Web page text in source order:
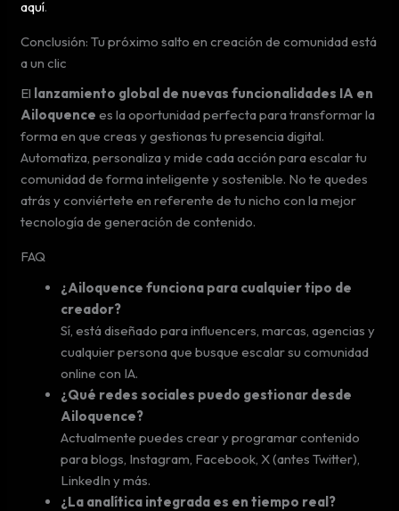
aquí.
Conclusión: Tu próximo salto en creación de comunidad está
a un clic
El lanzamiento global de nuevas funcionalidades IA en
Ailoquence es la oportunidad perfecta para transformar la
forma en que creas y gestionas tu presencia digital.
Automatiza, personaliza y mide cada acción para escalar tu
comunidad de forma inteligente y sostenible. No te quedes
atrás y conviértete en referente de tu nicho con la mejor
tecnología de generación de contenido.
FAQ
¿Ailoquence funciona para cualquier tipo de
creador?
Sí, está diseñado para influencers, marcas, agencias y
cualquier persona que busque escalar su comunidad
online con IA.
¿Qué redes sociales puedo gestionar desde
Ailoquence?
Actualmente puedes crear y programar contenido
para blogs, Instagram, Facebook, X (antes Twitter),
LinkedIn y más.
¿La analítica integrada es en tiempo real?